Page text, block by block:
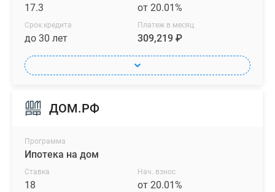
17.3 от 20.01%
Срок кредита
до 30 лет
Платеж в месяц
309,219 ₽
ДОМ.РФ
Программа
Ипотека на дом
Ставка
18
Нач. взнос
от 20.01%